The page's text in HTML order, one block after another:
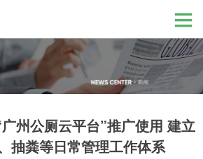
州公厕云平台”推广使用 建立
抽粪等日常管理工作体系